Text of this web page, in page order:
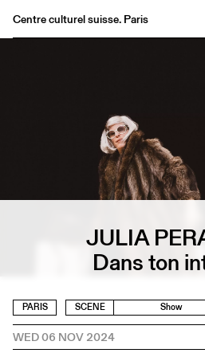
Centre culturel suisse. Paris
About
JULIA
Dans ton
PARIS SCENE Show
WED 06 NOV 2024